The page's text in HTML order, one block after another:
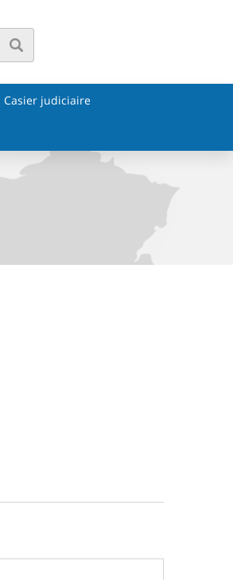
Casier judiciaire